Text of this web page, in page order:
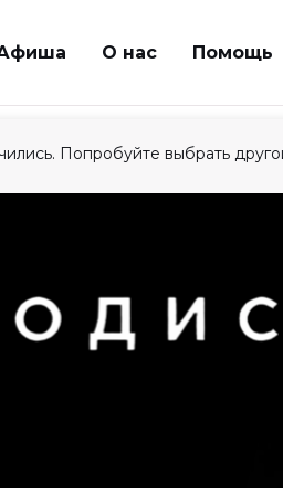
О нас Помощь
Попробуйте выбрать